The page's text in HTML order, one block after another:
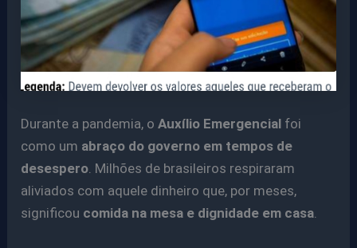
Durante a pandemia, oAuxílio Emergencial foi
como um abraço do governo em tempos de
desespero. Milhões de brasileiros respiraram
aliviados com aquele dinheiro que, por meses,
significou comida na mesa e dignidade em casa.